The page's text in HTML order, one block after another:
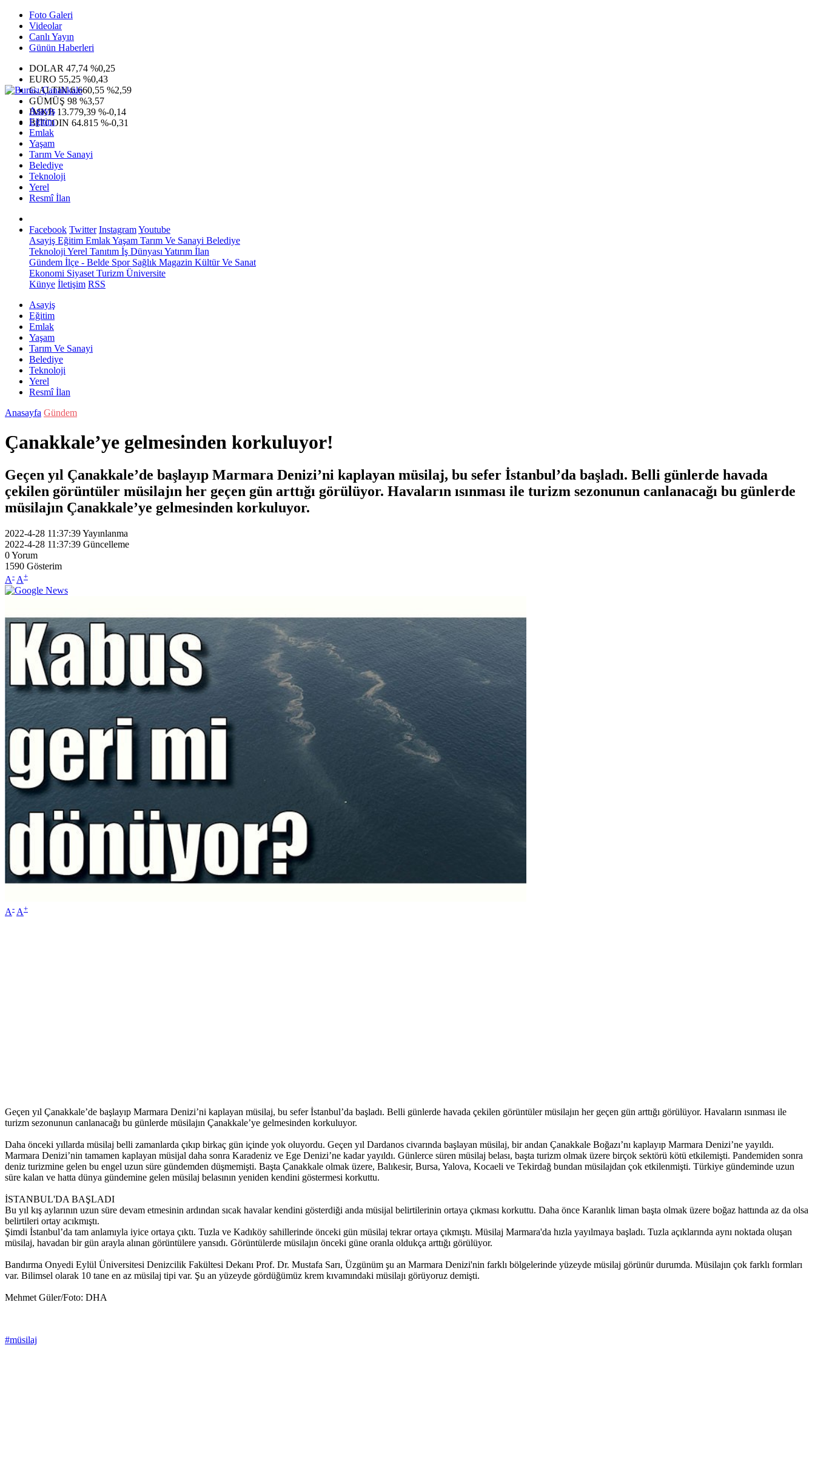
Foto Galeri
Videolar
Canlı Yayın
Günün Haberleri
DOLAR 47,74 %0,25
EURO 55,25 %0,43
G.ALTIN6.660,55 %2,59
GÜMÜŞ 98 %3,57
IMKB 13.779,39 %-0,14
BITCOIN 64.815 %-0,31
Asayiş
Eğitim
Emlak
Yaşam
Tarım Ve Sanayi
Belediye
Teknoloji
Yerel
Resmî İlan
Facebook Twitter InstagramYoutube
Asayiş Eğitim EmlakYaşam Tarım Ve Sanayi Belediye
Teknoloji Yerel Tanıtım İş Dünyası Yatırım İlan
Gündem İlçe - Belde SporSağlık Magazin Kültür Ve Sanat
Ekonomi Siyaset Turizm Üniversite
Künye İletişim RSS
Asayiş
Eğitim
Emlak
Yaşam
Tarım Ve Sanayi
Belediye
Teknoloji
Yerel
Resmî İlan
Anasayfa Gündem
Çanakkale’ye gelmesinden korkuluyor!
Geçen yıl Çanakkale’de başlayıp Marmara Denizi’ni kaplayan müsilaj, bu sefer İstanbul’da başladı. Belli günlerde havada
çekilen görüntüler müsilajın her geçen gün arttığı görülüyor. Havaların ısınması ile turizm sezonunun canlanacağı bu günlerde
müsilajın Çanakkale’ye gelmesinden korkuluyor.
2022-4-28 11:37:39Yayınlanma
2022-4-28 11:37:39 Güncelleme
0Yorum
1590 Gösterim
A- A+
A- A+
Geçen yıl Çanakkale’de başlayıp Marmara Denizi’ni kaplayan müsilaj, bu sefer İstanbul’da başladı. Belli günlerde havada çekilen görüntüler müsilajın her geçen gün arttığı görülüyor. Havaların ısınması ile
turizm sezonunun canlanacağı bu günlerde müsilajın Çanakkale’ye gelmesinden korkuluyor.
Daha önceki yıllarda müsilaj belli zamanlarda çıkıp birkaç gün içinde yok oluyordu. Geçen yıl Dardanos civarında başlayan müsilaj, bir andan Çanakkale Boğazı’nı kaplayıp Marmara Denizi’ne yayıldı.
Marmara Denizi’nin tamamen kaplayan müsijal daha sonra Karadeniz ve Ege Denizi’ne kadar yayıldı. Günlerce süren müsilaj belası, başta turizm olmak üzere birçok sektörü kötü etkilemişti. Pandemiden sonra
deniz turizmine gelen bu engel uzun süre gündemden düşmemişti. Başta Çanakkale olmak üzere, Balıkesir, Bursa, Yalova, Kocaeli ve Tekirdağ bundan müsilajdan çok etkilenmişti. Türkiye gündeminde uzun
süre kalan ve hatta dünya gündemine gelen müsilaj belasının yeniden kendini göstermesi korkuttu.
İSTANBUL'DA BAŞLADI
Bu yıl kış aylarının uzun süre devam etmesinin ardından sıcak havalar kendini gösterdiği anda müsijal belirtilerinin ortaya çıkması korkuttu. Daha önce Karanlık liman başta olmak üzere boğaz hattında az da olsa
belirtileri ortay acıkmıştı.
Şimdi İstanbul’da tam anlamıyla iyice ortaya çıktı. Tuzla ve Kadıköy sahillerinde önceki gün müsilaj tekrar ortaya çıkmıştı. Müsilaj Marmara'da hızla yayılmaya başladı. Tuzla açıklarında aynı noktada oluşan
müsilaj, havadan bir gün arayla alınan görüntülere yansıdı. Görüntülerde müsilajın önceki güne oranla oldukça arttığı görülüyor.
Bandırma Onyedi Eylül Üniversitesi Denizcilik Fakültesi Dekanı Prof. Dr. Mustafa Sarı, Üzgünüm şu an Marmara Denizi'nin farklı bölgelerinde yüzeyde müsilaj görünür durumda. Müsilajın çok farklı formları
var. Bilimsel olarak 10 tane en az müsilaj tipi var. Şu an yüzeyde gördüğümüz krem kıvamındaki müsilajı görüyoruz demişti.
Mehmet Güler/Foto: DHA
#müsilaj